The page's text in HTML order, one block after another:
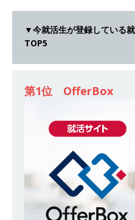
土日祝完
上場 ｜ 新
[ 2026年
除・面接
務限定 ｜
住宅販売
▼今就活生が登録している
TOP5 （
第1位 OfferBox